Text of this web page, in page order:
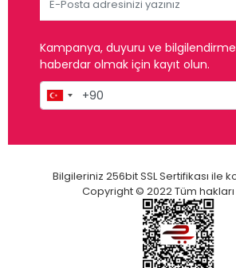
Kampanya, duyuru ve
haberdar olmak için kayıt olun.
Bilgileriniz 256bit SSL Sertifikası ile
Copyright © 2022 Tüm hakları